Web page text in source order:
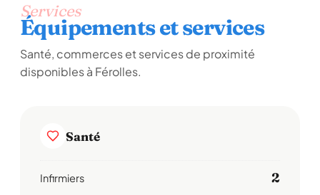
Services
Équipements et services
Santé, commerces et services de proximité
disponibles à Férolles.
Santé
Infirmiers 2